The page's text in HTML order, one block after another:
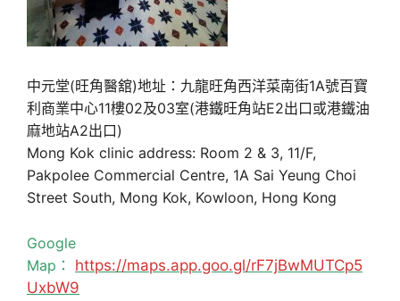
中元堂(旺角醫舘)地址：九龍旺角西洋菜南街1A號百寶
利商業中心11樓02及03室(港鐵旺角站E2出口或港鐵油
麻地站A2出口)
Mong Kok clinic address: Room 2 & 3, 11/F,
Pakpolee Commercial Centre, 1A Sai Yeung Choi
Street South, Mong Kok, Kowloon, Hong Kong
Google
Map： https://maps.app.goo.gl/rF7jBwMUTCp5
UxbW9